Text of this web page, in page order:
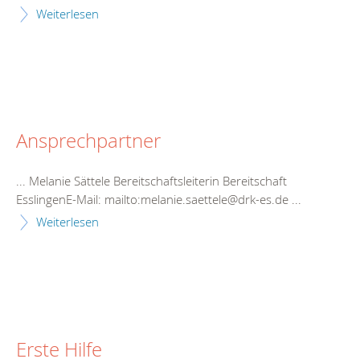
Weiterlesen
Ansprechpartner
... Melanie Sättele Bereitschaftsleiterin Bereitschaft
EsslingenE-Mail: mailto:melanie.saettele@drk-es.de ...
Weiterlesen
Erste Hilfe